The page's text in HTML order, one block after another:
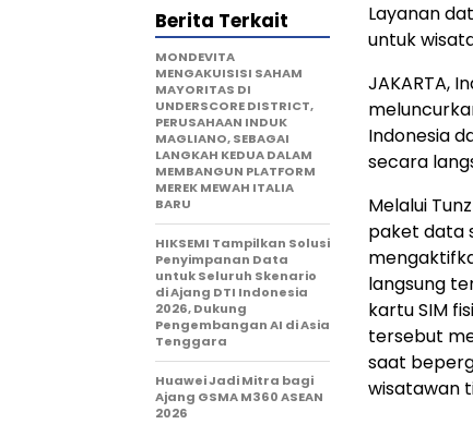
Layanan
untuk
JAKARTA,
Indonesia
secara
Melalui
paket data
langsung
kartu SIM
tersebut
saat
wisatawan
Berita Terkait
MONDEVITA
MENGAKUISISI SAHAM
MAYORITAS DI
UNDERSCORE DISTRICT,
PERUSAHAAN INDUK
MAGLIANO, SEBAGAI
LANGKAH KEDUA DALAM
MEMBANGUN PLATFORM
MEREK MEWAH ITALIA
BARU
HIKSEMI Tampilkan Solusi
Penyimpanan Data
untuk Seluruh Skenario
di Ajang DTI Indonesia
2026, Dukung
Pengembangan AI di Asia
Tenggara
Huawei Jadi Mitra bagi
Ajang GSMA M360 ASEAN
2026